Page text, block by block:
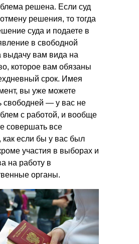
решена. Если суд
решения, то тогда
суда и подаете в
в свободной
вам вида на
которое вам обязаны
срок. Имея
вы уже можете
свободней — у вас не
с работой, и вообще
совершать все
как если бы у вас был
участия в выборах и
на работу в
органы.